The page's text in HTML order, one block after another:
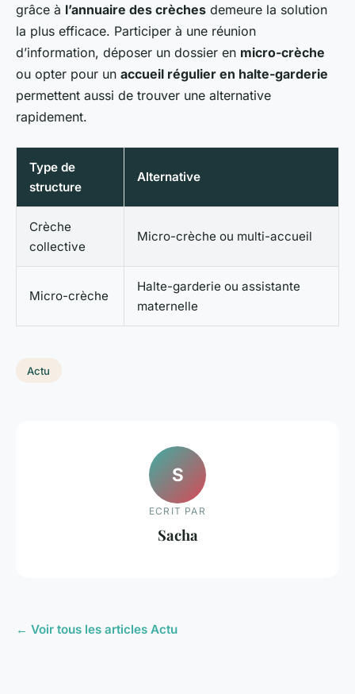
grâce à l’annuaire des crèches demeure la solution
la plus efficace. Participer à une réunion
d’information, déposer un dossier en micro-crèche
ou opter pour un accueil régulier en halte-garderie
permettent aussi de trouver une alternative
rapidement.
Type de
structure
Alternative
Crèche
collective
Micro-crèche ou multi-accueil
Micro-crèche
Halte-garderie ou assistante
maternelle
Actu
S
ECRIT PAR
Sacha
← Voir tous les articles Actu